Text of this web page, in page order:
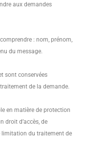
aux demandes
: nom, prénom,
du message.
sont conservées
de la demande.
en matière de protection
droit d’accès, de
limitation du traitement de